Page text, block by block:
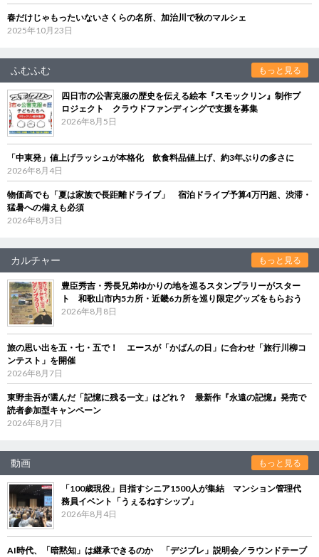
春だけじゃもったいないさくらの名所、加治川で秋のマルシェ
2025年10月23日
ふむふむ もっと見る
四日市の公害克服の歴史を伝える絵本『スモックリン』制作プ
ロジェクト クラウドファンディングで支援を募集
2026年8月5日
「中東発」値上げラッシュが本格化 飲食料品値上げ、約3年ぶりの多さに
2026年8月4日
物価高でも「夏は家族で長距離ドライブ」 宿泊ドライブ予算4万円超、渋滞・
猛暑への備えも必須
2026年8月3日
カルチャー もっと見る
豊臣秀吉・秀長兄弟ゆかりの地を巡るスタンプラリーがスター
ト 和歌山市内5カ所・近畿6カ所を巡り限定グッズをもらおう
2026年8月8日
旅の思い出を五・七・五で！ エースが「かばんの日」に合わせ「旅行川柳コ
ンテスト」を開催
2026年8月7日
東野圭吾が選んだ「記憶に残る一文」はどれ？ 最新作『永遠の記憶』発売で
読者参加型キャンペーン
2026年8月7日
動画 もっと見る
「100歳現役」目指すシニア1500人が集結 マンション管理代
務員イベント「うぇるねすシップ」
2026年8月4日
AI時代、「暗黙知」は継承できるのか 「デジブレ」説明会／ラウンドテーブ